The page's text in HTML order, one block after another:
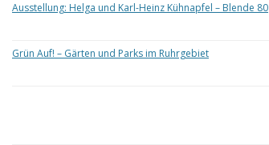
Ausstellung: Helga und Karl-Heinz Kühnapfel – Blende 80
Grün Auf! – Gärten und Parks im Ruhrgebiet